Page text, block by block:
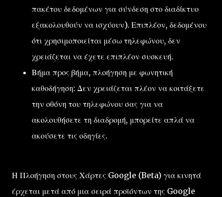
πακέτου δεδομένων για σύνδεση στο διαδίκτυο
εξακολουθούν να ισχύουν). Επιπλέον, δεδομένου
ότι χρησιμοποιείται μέσω τηλεφώνου, δεν
χρειάζεται να έχετε επιπλέον συσκευή.
Βήμα προς βήμα, πλοήγηση με φωνητική
καθοδήγηση: Δεν χρειάζεται πλέον να κοιτάξετε
την οθόνη του τηλεφώνου σας για να
ακολουθήσετε τη διαδρομή, μπορείτε απλά να
ακούσετε τις οδηγίες.
Η Πλοήγηση στους Χάρτες Google (Beta) για κινητά
έρχεται μετά από μια σειρά προϊόντων της Google